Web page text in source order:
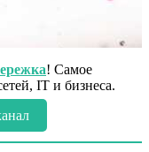
! Самое
IT и бизнеса.